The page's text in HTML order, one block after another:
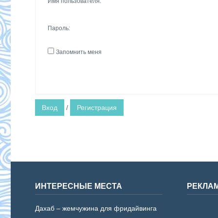
Пароль:
Запомнить меня
Вход / Регистрация
ИНТЕРЕСНЫЕ МЕСТА
Дахаб – жемчужина для фридайвинга